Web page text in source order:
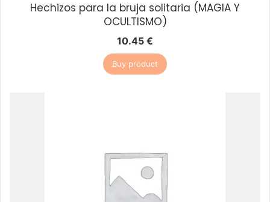
Hechizos para la bruja solitaria (MAGIA Y
OCULTISMO)
10.45 €
Buy product